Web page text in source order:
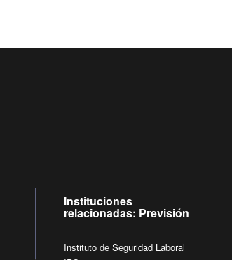
Instituciones
relacionadas: Previsión
Instituto de Seguridad Laboral